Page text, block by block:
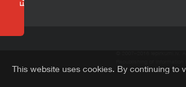
This website uses cookies. By continuing